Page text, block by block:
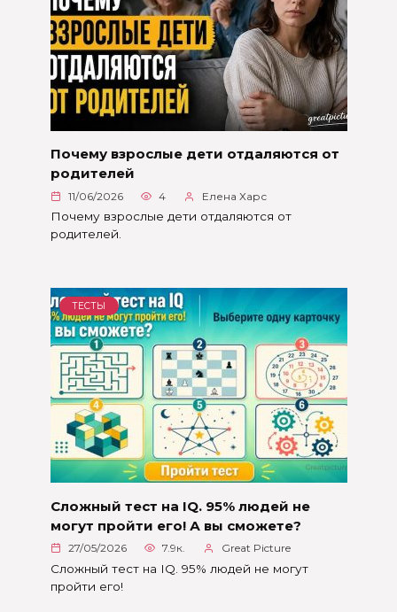
Почему взрослые дети отдаляются от
родителей
11/06/2026 4 Елена Харс
Почему взрослые дети отдаляются от
родителей.
ТЕСТЫ
Сложный тест на IQ. 95% людей не
могут пройти его! А вы сможете?
27/05/2026 7.9к. Great Picture
Сложный тест на IQ. 95% людей не могут
пройти его!